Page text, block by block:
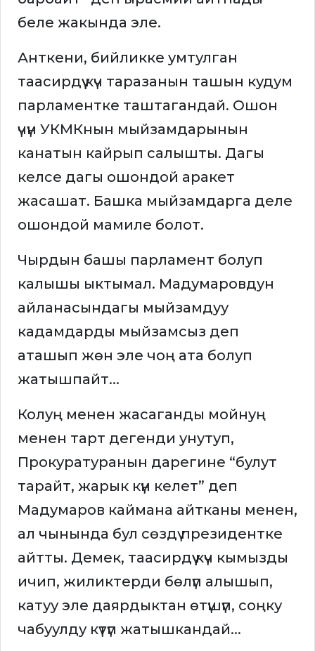
беле жакында эле.
Анткени, бийликке умтулган
таасирдүү күч таразанын ташын кудум
парламентке таштагандай. Ошон
үчүн УКМКнын мыйзамдарынын
канатын кайрып салышты. Дагы
келсе дагы ошондой аракет
жасашат. Башка мыйзамдарга деле
ошондой мамиле болот.
Чырдын башы парламент болуп
калышы ыктымал. Мадумаровдун
айланасындагы мыйзамдуу
кадамдарды мыйзамсыз деп
аташып жөн эле чоң ата болуп
жатышпайт...
Колуң менен жасаганды мойнуң
менен тарт дегенди унутуп,
Прокуратуранын дарегине “булут
тарайт, жарык күн келет” деп
Мадумаров каймана айтканы менен,
ал чынында бул сөздү президентке
айтты. Демек, таасирдүү күч кымызды
ичип, жиликтерди бөлүп алышып,
катуу эле даярдыктан өтүшүп, соңку
чабуулду күтүп жатышкандай...